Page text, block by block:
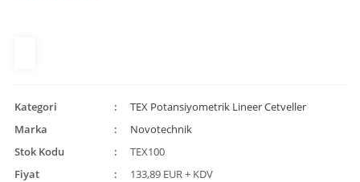
Kategori
TEX Potansiyometrik Lineer Cetveller
Marka
Novotechnik
Stok Kodu
TEX100
Fiyat
133,89 EUR + KDV